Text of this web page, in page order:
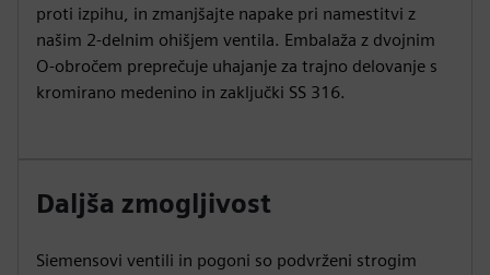
proti izpihu, in zmanjšajte napake pri namestitvi z
našim 2-delnim ohišjem ventila. Embalaža z dvojnim
O-obročem preprečuje uhajanje za trajno delovanje s
kromirano medenino in zaključki SS 316.
Daljša zmogljivost
Siemensovi ventili in pogoni so podvrženi strogim